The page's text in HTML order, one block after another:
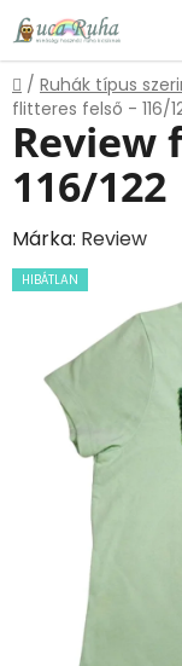
Ugrás
fő
tartalomhoz
Kezdőlap
/ Ruhák típus
flitteres felső - 116/
Review
116/122
Márka: Review
HIBÁTLAN